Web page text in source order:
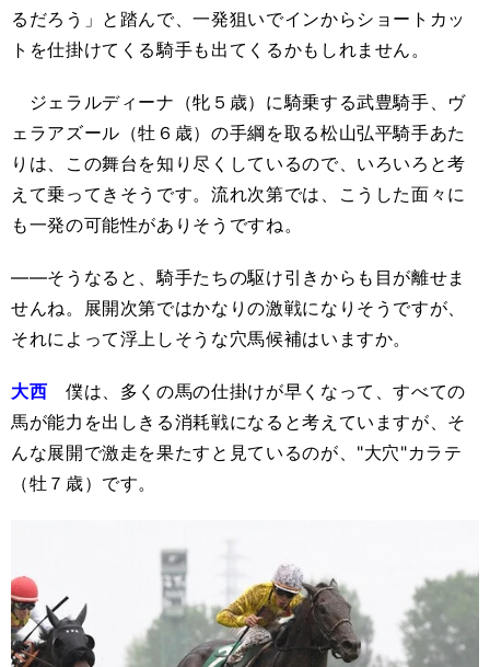
るだろう」と踏んで、一発狙いでインからショートカッ
トを仕掛けてくる騎手も出てくるかもしれません。
ジェラルディーナ（牝５歳）に騎乗する武豊騎手、ヴ
ェラアズール（牡６歳）の手綱を取る松山弘平騎手あた
りは、この舞台を知り尽くしているので、いろいろと考
えて乗ってきそうです。流れ次第では、こうした面々に
も一発の可能性がありそうですね。
――そうなると、騎手たちの駆け引きからも目が離せま
せんね。展開次第ではかなりの激戦になりそうですが、
それによって浮上しそうな穴馬候補はいますか。
大西 僕は、多くの馬の仕掛けが早くなって、すべての
馬が能力を出しきる消耗戦になると考えていますが、そ
んな展開で激走を果たすと見ているのが、"大穴"カラテ
（牡７歳）です。